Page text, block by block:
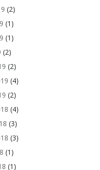
(2)
(1)
(1)
(2)
(2)
(4)
(2)
(4)
(3)
(3)
(1)
(1)